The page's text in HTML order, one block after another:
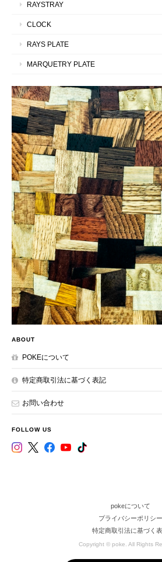
RAYSTRAY
CLOCK
RAYS PLATE
MARQUETRY PLATE
ABOUT
POKEについて
特定商取引法に基づく表記
お問い合わせ
FOLLOW US
pokeについて
プライバシーポリシー
特定商取引法に基づく
Copyright © poke. All Rights